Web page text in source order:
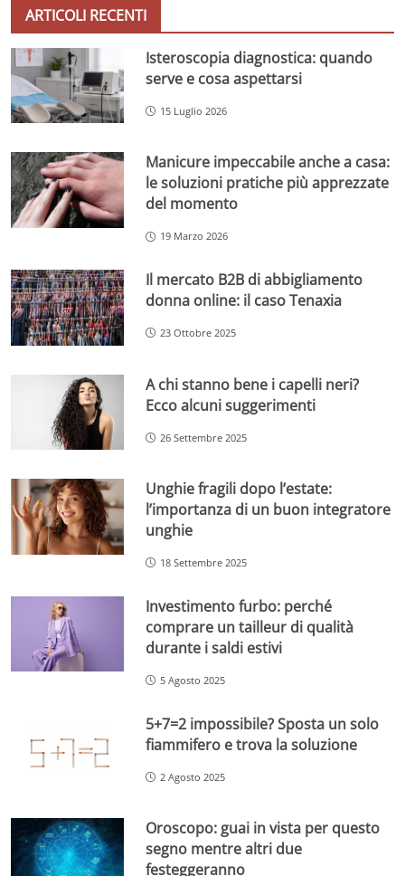
ARTICOLI RECENTI
Isteroscopia diagnostica: quando
serve e cosa aspettarsi
15 Luglio 2026
Manicure impeccabile anche a casa:
le soluzioni pratiche più apprezzate
del momento
19 Marzo 2026
Il mercato B2B di abbigliamento
donna online: il caso Tenaxia
23 Ottobre 2025
A chi stanno bene i capelli neri?
Ecco alcuni suggerimenti
26 Settembre 2025
Unghie fragili dopo l’estate:
l’importanza di un buon integratore
unghie
18 Settembre 2025
Investimento furbo: perché
comprare un tailleur di qualità
durante i saldi estivi
5 Agosto 2025
5+7=2 impossibile? Sposta un solo
fiammifero e trova la soluzione
2 Agosto 2025
Oroscopo: guai in vista per questo
segno mentre altri due
festeggeranno